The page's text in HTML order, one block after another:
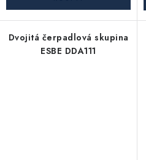
Dvojitá čerpadlová skupina
ESBE DDA111